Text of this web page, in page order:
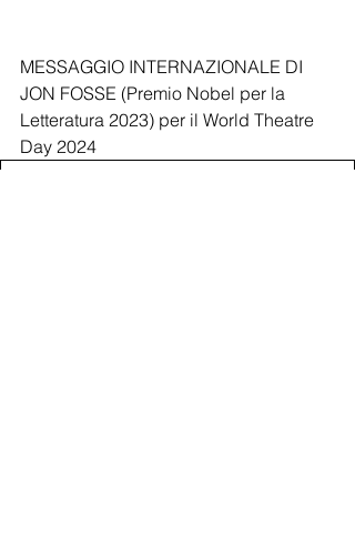
MESSAGGIO INTERNAZIONALE DI
JON FOSSE (Premio Nobel per la
Letteratura 2023) per il World Theatre
Day 2024